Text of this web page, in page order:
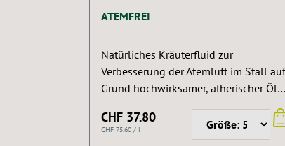
ATEMFREI
Natürliches Kräuterfluid zur
Verbesserung der Atemluft im Stall auf
Grund hochwirksamer, ätherischer Öle
besonders im Herbst/Winter während
der Hustenzeit zu empfehlen. Auch zur
Inhalation geeignet. Atemfrei sollte im
CHF 37.80
CHF 75.60 / l